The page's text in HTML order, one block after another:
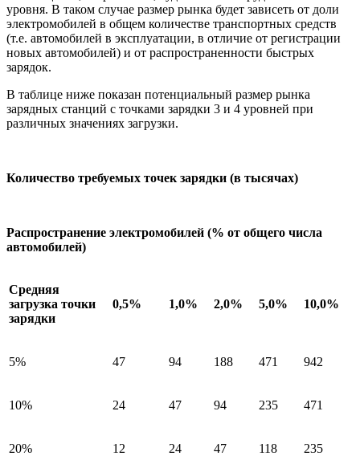
уровня. В таком случае размер рынка будет зависеть от доли
электромобилей в общем количестве транспортных средств
(т.е. автомобилей в эксплуатации, в отличие от регистрации
новых автомобилей) и от распространенности быстрых
зарядок.
В таблице ниже показан потенциальный размер рынка
зарядных станций с точками зарядки 3 и 4 уровней при
различных значениях загрузки.
Количество требуемых точек зарядки (в тысячах)
Распространение электромобилей (% от общего числа
автомобилей)
Средняя
загрузка точки
зарядки
0,5% 1,0% 2,0% 5,0% 10,0%
5% 47 94 188 471 942
10% 24 47 94 235 471
20% 12 24 47 118 235